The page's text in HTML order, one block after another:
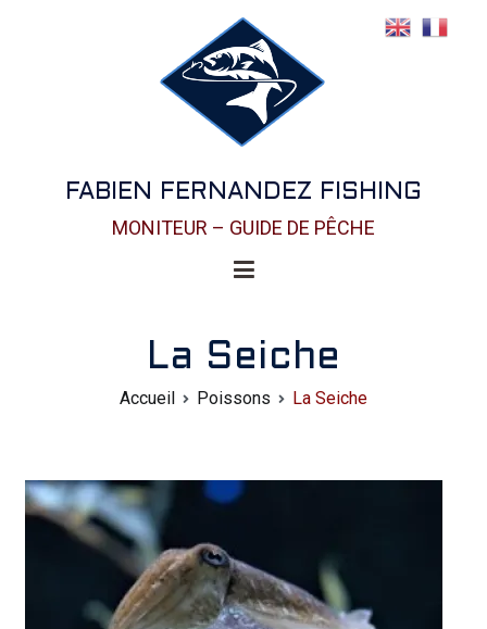
FABIEN FERNANDEZ FISHING
MONITEUR – GUIDE DE PÊCHE
La Seiche
Accueil Poissons La Seiche